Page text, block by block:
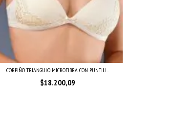
CORPIÑO TRIANGULO MICROFIBRA CON PUNTILL...
$18.200,09